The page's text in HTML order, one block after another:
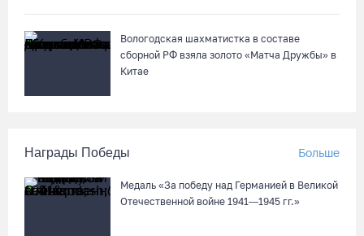
Вологодская шахматистка в составе
сборной РФ взяла золото «Матча Дружбы» в
Китае
Награды Победы Больше
Медаль «За победу над Германией в Великой
Отечественной войне 1941—1945 гг.»